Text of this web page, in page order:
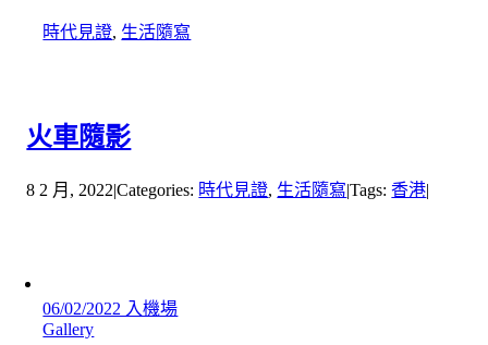
時代見證, 生活隨寫
火車隨影
8 2 月, 2022|Categories: 時代見證, 生活隨寫|Tags:香港|
06/02/2022 入機場
Gallery